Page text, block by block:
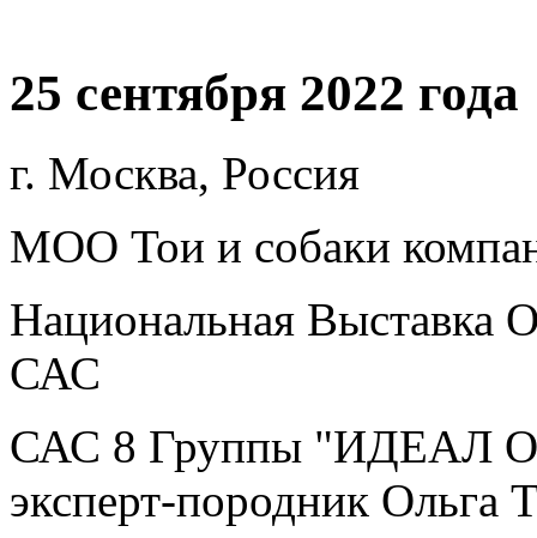
25 сентября 2022 года
г. Москва, Россия
МОО Тои и собаки
Национальная Выставка
САС
САС 8 Группы "ИДЕАЛ
эксперт-породник Ольга